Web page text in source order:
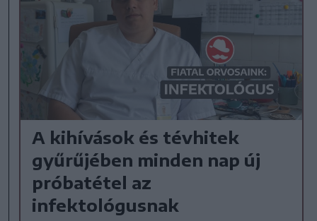
A kihívások és tévhitek
gyűrűjében minden nap új
próbatétel az
infektológusnak